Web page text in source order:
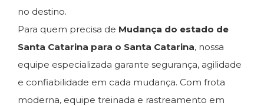
no destino.
Para quem precisa de Mudança do estado de
Santa Catarina para o Santa Catarina, nossa
equipe especializada garante segurança, agilidade
e confiabilidade em cada mudança. Com frota
moderna, equipe treinada e rastreamento em